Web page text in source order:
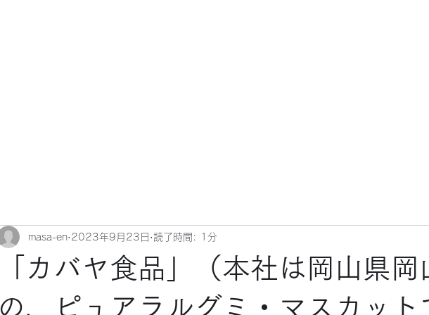
「カバヤ食品」（本社は岡山県岡
の、ピュアラルグミ・マスカット
masa-en 2023年9月23日 読了時間: 1分